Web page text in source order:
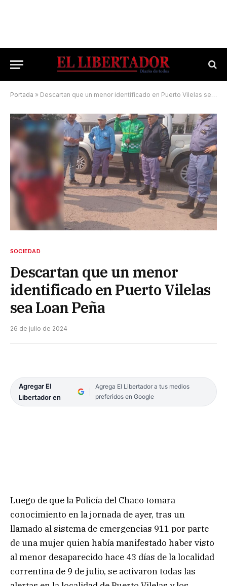
Portada » Descartan que un menor identificado en Puerto Vilelas sea Loan Peña
SOCIEDAD
Descartan que un menor
identificado en Puerto Vilelas
sea Loan Peña
26 de julio de 2024
Agregar El
Libertador en
Agrega El Libertador a tus medios
preferidos en Google
Luego de que la Policía del Chaco tomara
conocimiento en la jornada de ayer, tras un
llamado al sistema de emergencias 911 por parte
de una mujer quien había manifestado haber visto
al menor desaparecido hace 43 días de la localidad
correntina de 9 de julio, se activaron todas las